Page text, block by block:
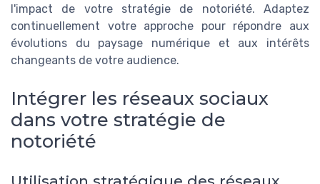
l'impact de votre stratégie de notoriété. Adaptez
continuellement votre approche pour répondre aux
évolutions du paysage numérique et aux intérêts
changeants de votre audience.
Intégrer les réseaux sociaux
dans votre stratégie de
notoriété